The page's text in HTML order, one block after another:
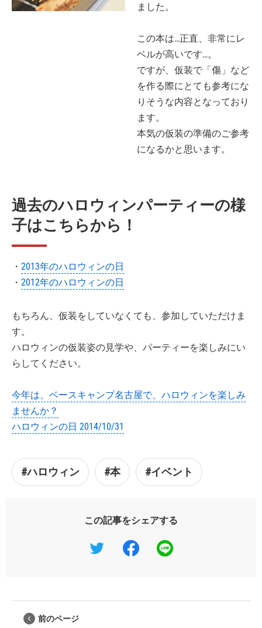
ました。
この本は…正直、非常にレ
ベルが高いです…。
ですが、仮装で「傷」など
を作る際にとても参考にな
りそうな内容となっており
ます。
本気の仮装の準備のご参考
になるかと思います。
過去のハロウィンパーティーの様
子はこちらから！
・ 2013年のハロウィンの日
・ 2012年のハロウィンの日
もちろん、仮装をしていなくても、参加していただけま
す。
ハロウィンの仮装姿の見学や、パーティーを楽しみにい
らしてください。
今年は、ベースキャンプ名古屋で、ハロウィンを楽しみ
ませんか？
ハロウィンの日 2014/10/31
#ハロウィン #本 #イベント
この記事をシェアする
前のページ